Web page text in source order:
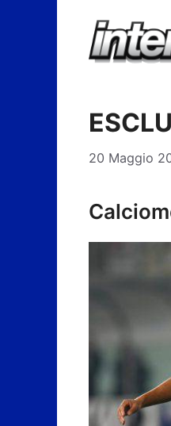
20 Maggio